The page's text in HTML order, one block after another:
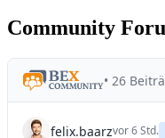
Community